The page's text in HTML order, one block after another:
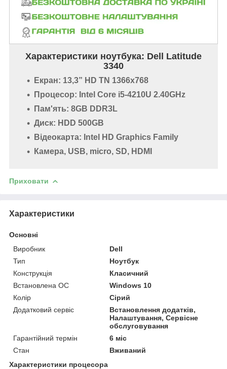
Характеристики ноутбука: Dell Latitude
3340
Екран: 13,3” HD TN 1366x768
Процесор: Intel Core i5-4210U 2.40GHz
Пам'ять: 8GB DDR3L
Диск: HDD 500GB
Відеокарта: Intel HD Graphics Family
Камера, USB, micro, SD, HDMI
Приховати
Характеристики
Основні
Виробник
Dell
Тип
Ноутбук
Конструкція
Класичний
Встановлена ОС
Windows 10
Колір
Сірий
Додатковий сервіс
Встановлення додатків,
Налаштування, Сервісне
обслуговування
Гарантійний термін
6 міс
Стан
Вживаний
Характеристики процесора